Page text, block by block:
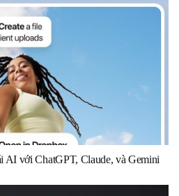
AI với ChatGPT, Claude, và Gemini